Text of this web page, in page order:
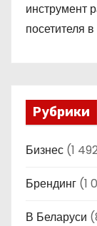
инструмент
посетителя
Рубрики
Бизнес (1
Брендинг (1
В Беларуси